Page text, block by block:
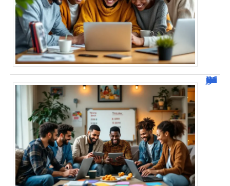
JetPunk : Quiz et jeux de culture générale